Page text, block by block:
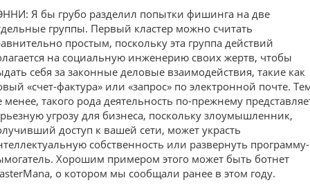
Я бы грубо разделил попытки фишинга на две
группы. Первый кластер можно считать
простым, поскольку эта группа действий
на социальную инженерию своих жертв, чтобы
себя за законные деловые взаимодействия, такие как
«счет-фактура» или «запрос» по электронной почте.
менее, такого рода деятельность по-прежнему
угрозу для бизнеса, поскольку злоумышленник,
доступ к вашей сети, может украсть
собственность или развернуть программу-
Хорошим примером этого может быть ботнет
о котором мы сообщали ранее в этом году.